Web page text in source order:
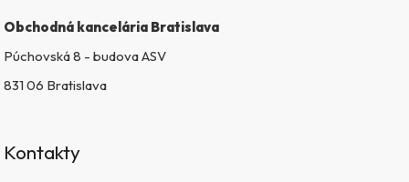
Obchodná kancelária Bratislava
Púchovská 8 - budova ASV
831 06 Bratislava
Kontakty